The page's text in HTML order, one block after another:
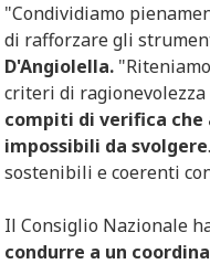
"Condividiamo
di rafforzare gli
D'Angiolella.
criteri di
compiti di verifica
impossibili da svolgere
sostenibili e coerenti
Il Consiglio Nazionale
condurre a un